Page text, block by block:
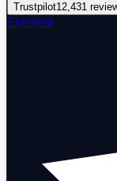
Trustpilot12,431
Excellent